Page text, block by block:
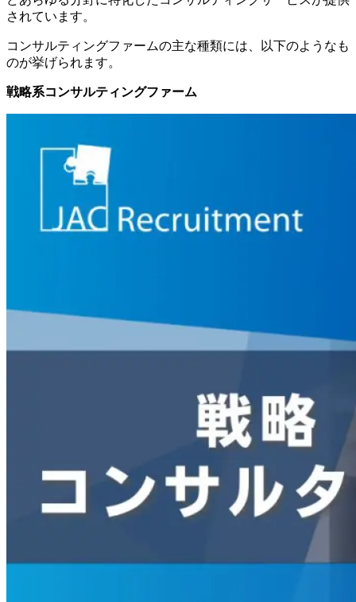
されています。
コンサルティングファームの主な種類には、以下のようなも
のが挙げられます。
戦略系コンサルティングファーム